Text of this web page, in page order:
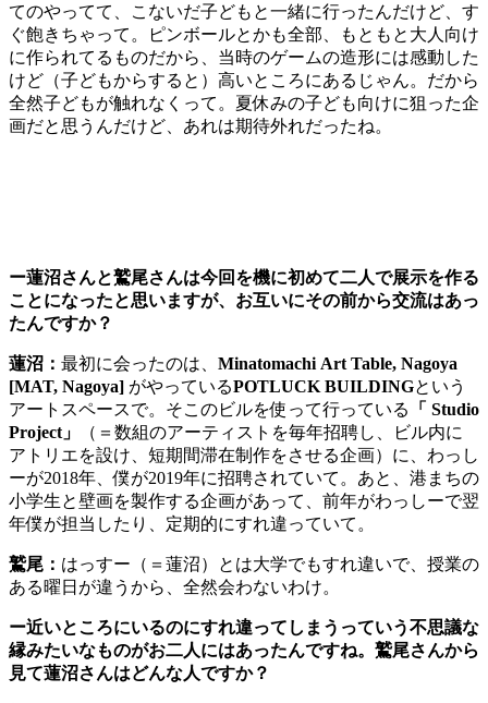
てのやってて、こないだ子どもと一緒に行ったんだけど、す
ぐ飽きちゃって。ピンボールとかも全部、もともと大人向け
に作られてるものだから、当時のゲームの造形には感動した
けど（子どもからすると）高いところにあるじゃん。だから
全然子どもが触れなくって。夏休みの子ども向けに狙った企
画だと思うんだけど、あれは期待外れだったね。
ー蓮沼さんと鷲尾さんは今回を機に初めて二人で展示を作る
ことになったと思いますが、お互いにその前から交流はあっ
たんですか？
蓮沼： 最初に会ったのは、 Minatomachi Art Table, Nagoya
[MAT, Nagoya] がやっているPOTLUCK BUILDINGという
アートスペースで。そこのビルを使って行っている
「 Studio
Project」
（＝数組のアーティストを毎年招聘し、ビル内に
アトリエを設け、短期間滞在制作をさせる企画）に、わっし
ーが2018年、僕が2019年に招聘されていて。あと、港まちの
小学生と壁画を製作する企画があって、前年がわっしーで翌
年僕が担当したり、定期的にすれ違っていて。
鷲尾： はっすー（＝蓮沼）とは大学でもすれ違いで、授業の
ある曜日が違うから、全然会わないわけ。
ー近いところにいるのにすれ違ってしまうっていう不思議な
縁みたいなものがお二人にはあったんですね。鷲尾さんから
見て蓮沼さんはどんな人ですか？